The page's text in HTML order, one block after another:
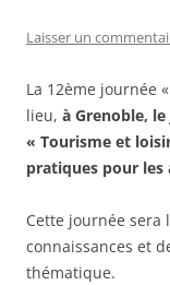
Laisser un
La 12ème journée
lieu, à Grenoble,
« Tourisme et
pratiques pour les
Cette journée sera
connaissances et
thématique.